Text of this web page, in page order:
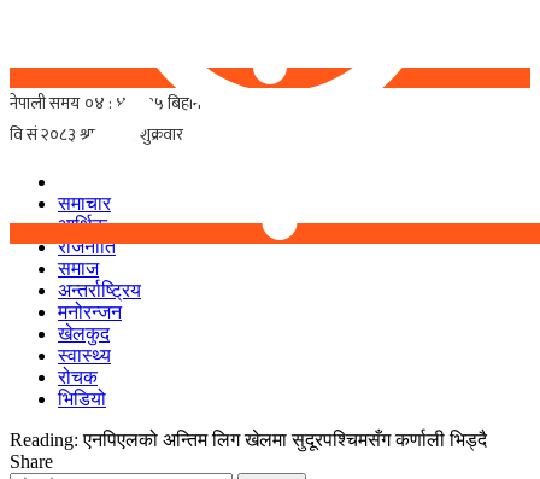
समाचार
आर्थिक
राजनीति
समाज
अन्तर्राष्ट्रिय
मनोरन्जन
खेलकुद
स्वास्थ्य
रोचक
भिडियो
Reading: एनपिएलको अन्तिम लिग खेलमा सुदूरपश्चिमसँग कर्णाली भिड्दै
Share